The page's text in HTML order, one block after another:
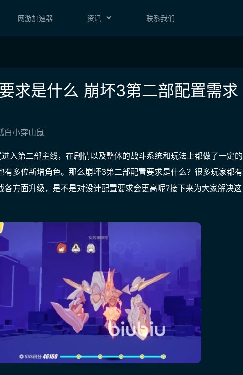
网游加速器 资讯 联系我们
求是什么 崩坏3第二部配置需求
白小穿山鼠
入第二部主线，在剧情以及整体的战斗系统和玩法上都做了一定的
多位新增角色。那么崩坏3第二部配置要求是什么？很多玩家都有
各方面升级，是不是对设计配置要求会更高呢?接下来为大家解决这